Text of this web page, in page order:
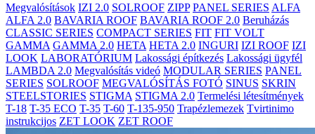
Megvalósítások IZI 2.0 SOLROOF ZIPP PANEL SERIES ALFA
ALFA 2.0 BAVARIA ROOF BAVARIA ROOF 2.0 Beruházás
CLASSIC SERIES COMPACT SERIES FIT FIT VOLT
GAMMA GAMMA 2.0 HETA HETA 2.0 INGURI IZI ROOF IZI
LOOK LABORATÓRIUM Lakossági építkezés Lakossági ügyfél
LAMBDA 2.0 Megvalósítás videó MODULAR SERIES PANEL
SERIES SOLROOF MEGVALÓSÍTÁS FOTÓ SINUS SKRIN
STEELSTORIES STIGMA STIGMA 2.0 Termelési létesítmények
T-18 T-35 ECO T-35 T-60 T-135-950 Trapézlemezek Tvirtinimo
instrukcijos ZET LOOK ZET ROOF